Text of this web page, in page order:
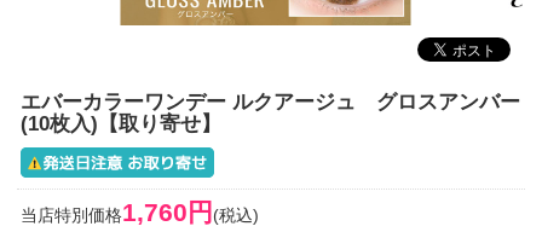
エバーカラーワンデー ルクアージュ グロスアンバー
(10枚入)【取り寄せ】
当店特別価格1,760円 (税込)